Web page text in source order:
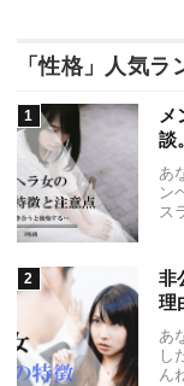
「性格」人気ラ
メ
談
あ
ン
ス
非
理
あ
し
ん